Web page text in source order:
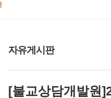
자유게시판
[불교상담개발원